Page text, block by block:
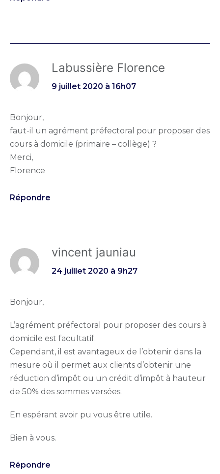
Labussière Florence
9 juillet 2020 à 16h07
Bonjour,
faut-il un agrément préfectoral pour proposer des
cours à domicile (primaire – collège) ?
Merci,
Florence
Répondre
vincent jauniau
24 juillet 2020 à 9h27
Bonjour,
L’agrément préfectoral pour proposer des cours à
domicile est facultatif.
Cependant, il est avantageux de l’obtenir dans la
mesure où il permet aux clients d’obtenir une
réduction d’impôt ou un crédit d’impôt à hauteur
de 50% des sommes versées.
En espérant avoir pu vous être utile.
Bien à vous.
Répondre